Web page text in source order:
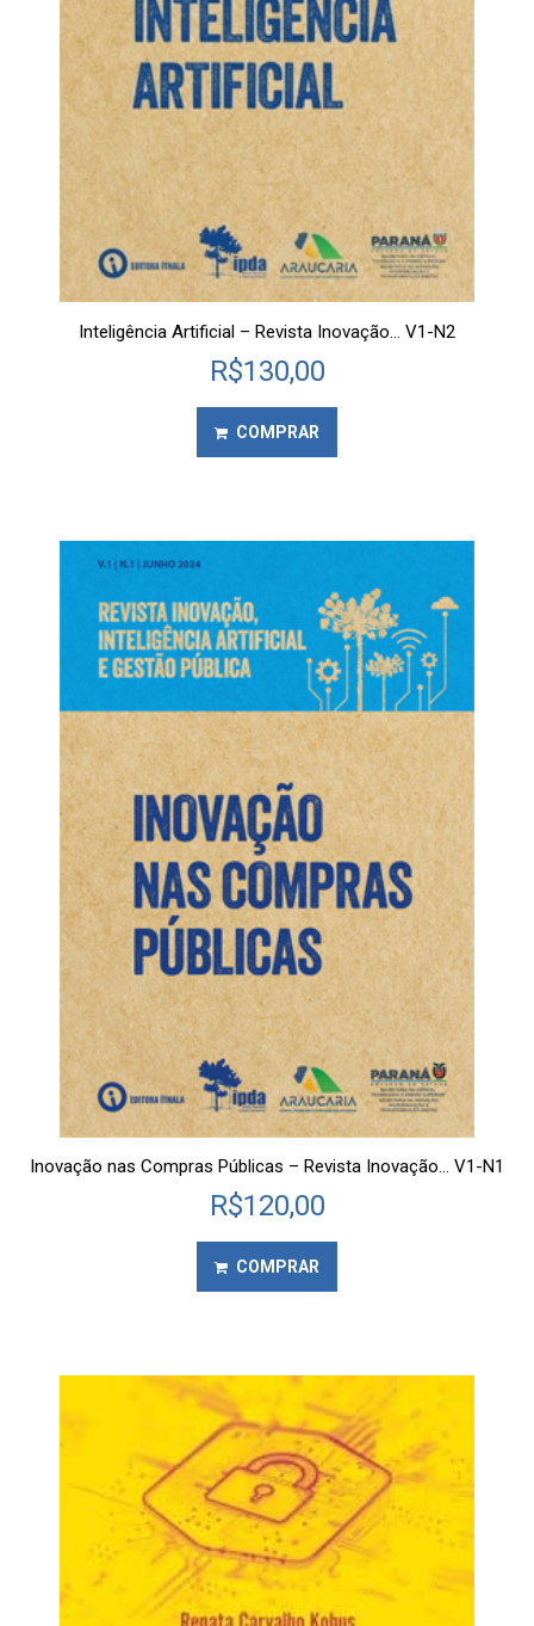
Inteligência Artificial – Revista Inovação… V1-N2
R$130,00
COMPRAR
Inovação nas Compras Públicas – Revista Inovação… V1-N1
R$120,00
COMPRAR